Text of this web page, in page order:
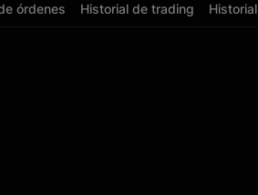
órdenes Historial de trading Historial